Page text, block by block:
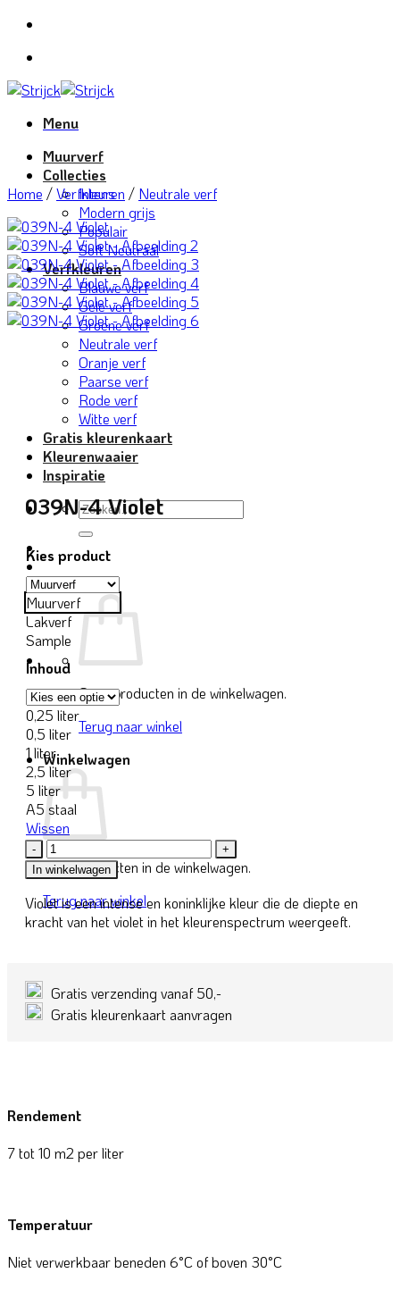
inhoud
Menu
Muurverf
Collecties
Intens
Modern grijs
Populair
Soft Neutraal
Verfkleuren
Blauwe verf
Gele verf
Groene verf
Neutrale verf
Oranje verf
Paarse verf
Rode verf
Witte verf
Gratis kleurenkaart
Kleurenwaaier
Inspiratie
Zoeken
Geen producten in de winkelwagen.
Terug naar winkel
Winkelwagen
Geen producten in de winkelwagen.
Terug naar winkel
Home /Verfkleuren / Neutrale verf
039N-4 Violet
Kies product
Muurverf
Lakverf
Sample
Inhoud
0,25 liter
0,5 liter
1 liter
2,5 liter
5 liter
A5 staal
Wissen
039N-
4
Violet
aantal
In winkelwagen
Violet is een intense en koninklijke kleur die de diepte en
kracht van het violet in het kleurenspectrum weergeeft.
Gratis verzending vanaf 50,-
Gratis kleurenkaart aanvragen
Rendement
7 tot 10 m2 per liter
Temperatuur
Niet verwerkbaar beneden 6°C of boven 30°C